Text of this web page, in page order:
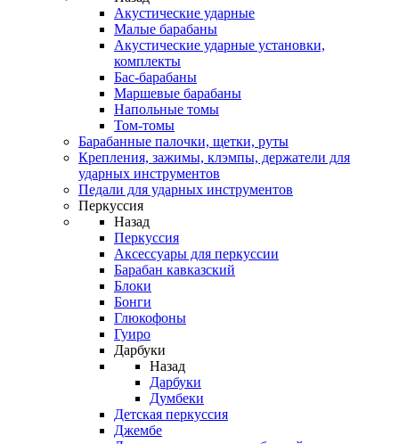
Акустические ударные
Mалые барабаны
Акустические ударные установки,
комплекты
Бас-барабаны
Маршевые барабаны
Напольные томы
Том-томы
Барабанные палочки, щетки, руты
Крепления, зажимы, клэмпы, держатели для
ударных инструментов
Педали для ударных инструментов
Перкуссия
Назад
Перкуссия
Аксессуары для перкуссии
Барабан кавказский
Блоки
Бонги
Глюкофоны
Гуиро
Дарбуки
Назад
Дарбуки
Думбеки
Детская перкуссия
Джембе